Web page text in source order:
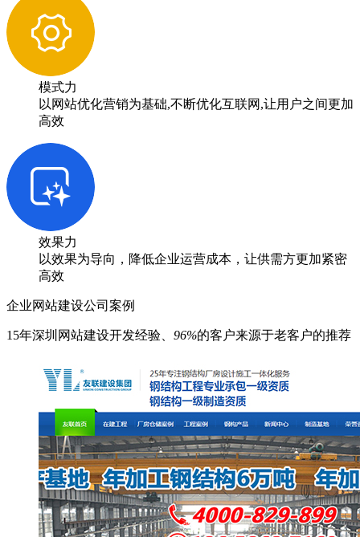
模式力
以网站优化营销为基础,不断优化互联网,让用户之间更加
高效
效果力
以效果为导向，降低企业运营成本，让供需方更加紧密
高效
企业网站建设公司案例
15年深圳网站建设开发经验、 96%的客户来源于老客户的推荐